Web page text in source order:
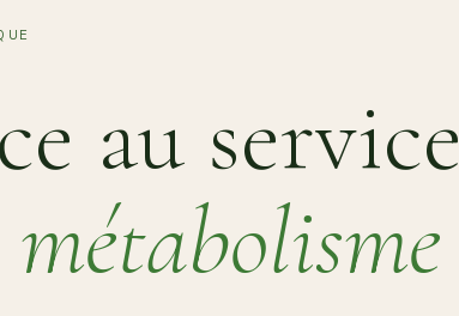
au service
métabolisme